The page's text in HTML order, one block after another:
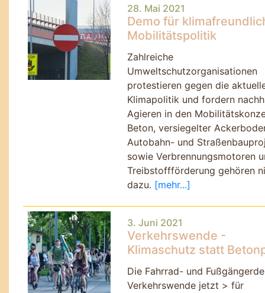
28. Mai 2021
Demo für
Mobilitätspolitik
Zahlreiche
Umweltschutzorganisationen
protestieren gegen die
Klimapolitik und fordern
Agieren in den
Beton, versiegelter
Autobahn- und
sowie Verbrennungsmotoren
Treibstoffförderung gehören
dazu. [mehr...]
3. Juni 2021
Verkehrswende -
Klimaschutz statt
Die Fahrrad- und
Verkehrswende jetzt > für